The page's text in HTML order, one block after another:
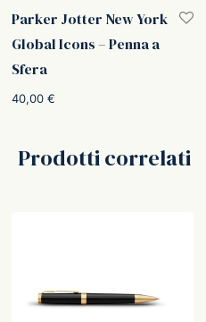
Parker Jotter New York
Global Icons – Penna a
Sfera
40,00 €
Prodotti correlati